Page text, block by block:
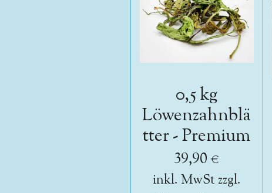
0,5 kg
Löwenzahnblä
tter - Premium
39,90 €
inkl. MwSt zzgl.